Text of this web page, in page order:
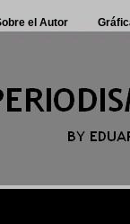
el Autor